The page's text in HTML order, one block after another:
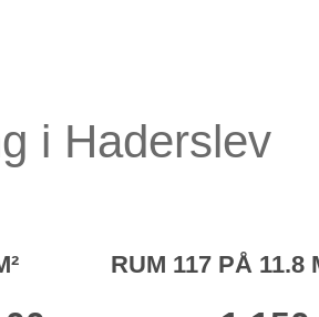
i Haderslev
RUM 117 PÅ 11.8